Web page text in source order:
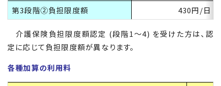
第3段階②負担限度額 430円/日
介護保険負担限度額認定 (段階1～4) を受けた方は、認
定に応じて負担限度額が異なります。
各種加算の利用料